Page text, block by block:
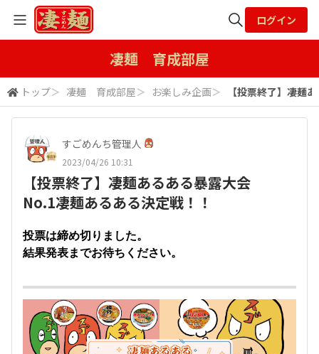
検索
ログイン
凄麺 育成部屋
トップ＞ 凄麺 育成部屋＞ お楽しみ企画＞ 【投票終了】凄麺
すごめんち管理人
2023/04/26 10:31
【投票終了】凄麺あるある暴露大会
No.1凄麺あるある決定戦！！
投票は締め切りました。
結果発表までお待ちください。